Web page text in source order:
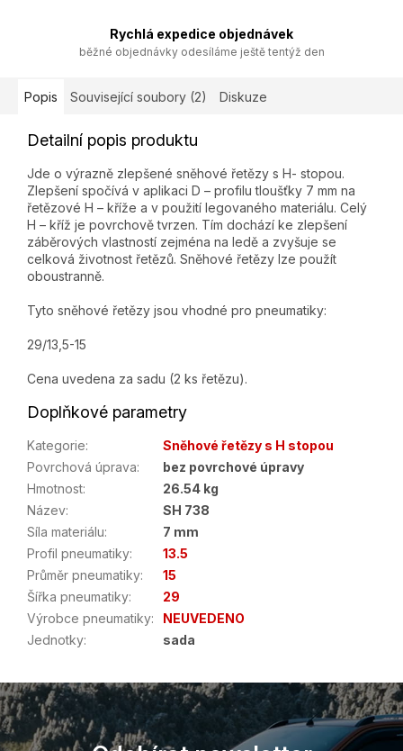
Rychlá expedice objednávek
běžné objednávky odesíláme ještě tentýž den
Popis Související soubory (2) Diskuze
Detailní popis produktu
Jde o výrazně zlepšené sněhové řetězy s H- stopou.
Zlepšení spočívá v aplikaci D – profilu tloušťky 7 mm na
řetězové H – kříže a v použití legovaného materiálu. Celý
H – kříž je povrchově tvrzen. Tím dochází ke zlepšení
záběrových vlastností zejména na ledě a zvyšuje se
celková životnost řetězů. Sněhové řetězy lze použít
oboustranně.
Tyto sněhové řetězy jsou vhodné pro pneumatiky:
29/13,5-15
Cena uvedena za sadu (2 ks řetězu).
Doplňkové parametry
Kategorie:
Sněhové řetězy s H stopou
Povrchová úprava:
bez povrchové úpravy
Hmotnost:
26.54 kg
Název:
SH 738
Síla materiálu:
7 mm
Profil pneumatiky:
13.5
Průměr pneumatiky:
15
Šířka pneumatiky:
29
Výrobce pneumatiky:
NEUVEDENO
Jednotky: sada
Z
á
p